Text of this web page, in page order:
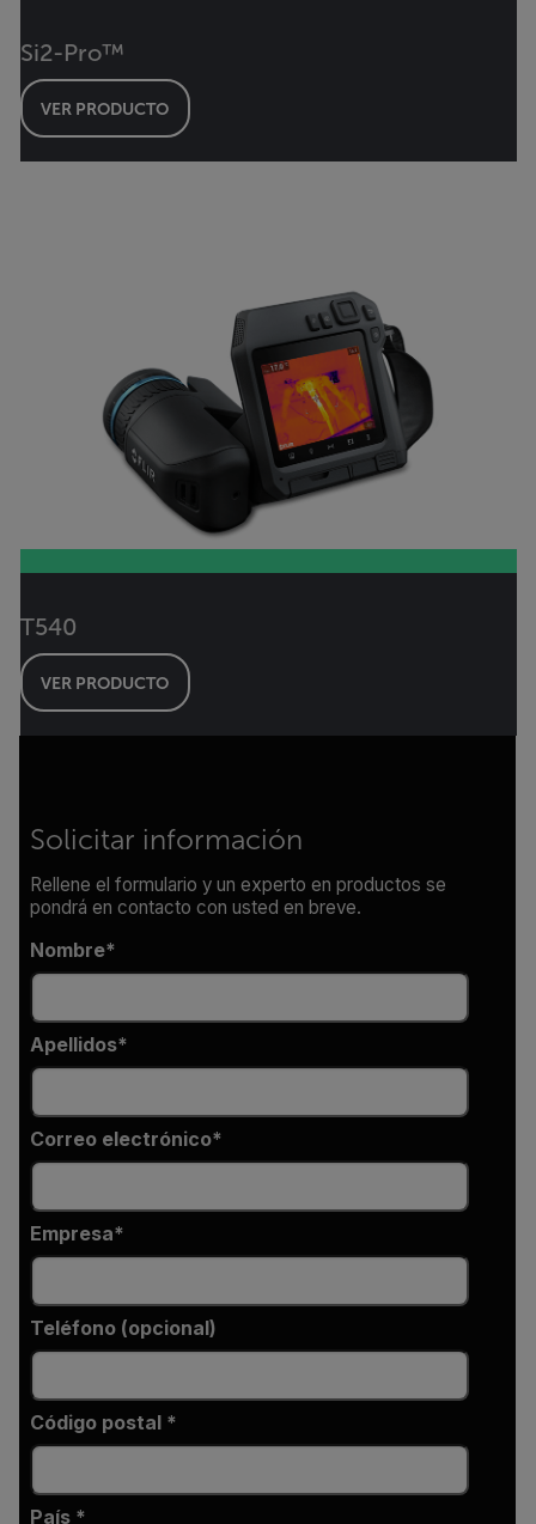
Si2-Pro™
VER PRODUCTO
T540
VER PRODUCTO
Solicitar información
Rellene el formulario y un experto en productos se
pondrá en contacto con usted en breve.
Nombre
Apellidos
Correo electrónico
Empresa
Teléfono (opcional)
Código postal *
País *